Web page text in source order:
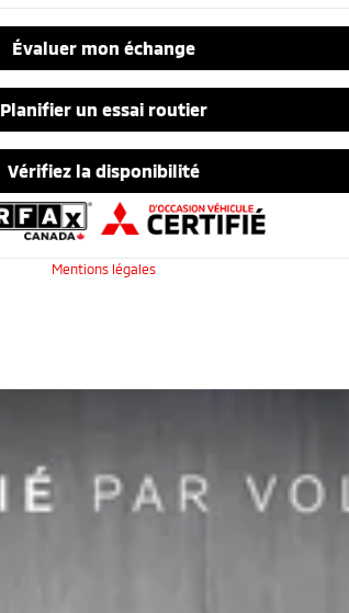
Évaluer mon échange
Planifier un essai routier
Vérifiez la disponibilité
Mentions légales